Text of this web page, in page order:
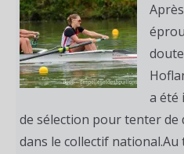
a été
de sélection pour tenter de
dans le collectif national.Au